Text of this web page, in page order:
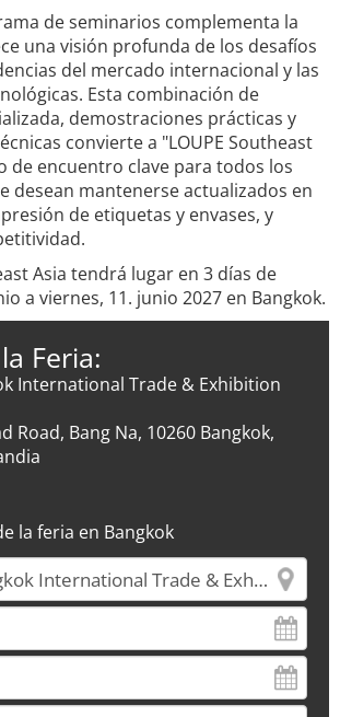
de seminarios complementa la
una visión profunda de los desafíos
del mercado internacional y las
Esta combinación de
demostraciones prácticas y
convierte a "LOUPE Southeast
de encuentro clave para todos los
desean mantenerse actualizados en
de etiquetas y envases, y
Asia tendrá lugar en 3 días de
a viernes, 11. junio 2027 en Bangkok.
Feria:
International Trade & Exhibition
Road, Bang Na, 10260 Bangkok,
la feria en Bangkok